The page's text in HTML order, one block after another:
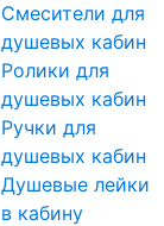
Смесители для
душевых кабин
Ролики для
душевых кабин
Ручки для
душевых кабин
Душевые лейки
в кабину